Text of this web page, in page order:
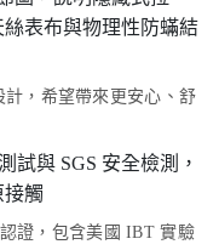
，希望帶來更安心、舒
證，包含美國 IBT 實驗